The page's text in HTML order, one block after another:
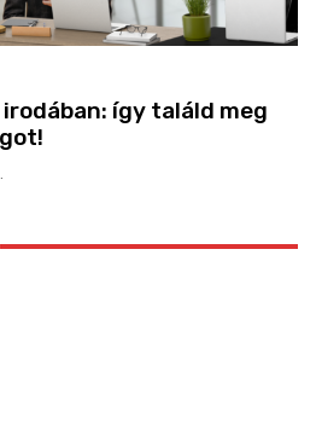
így találd meg